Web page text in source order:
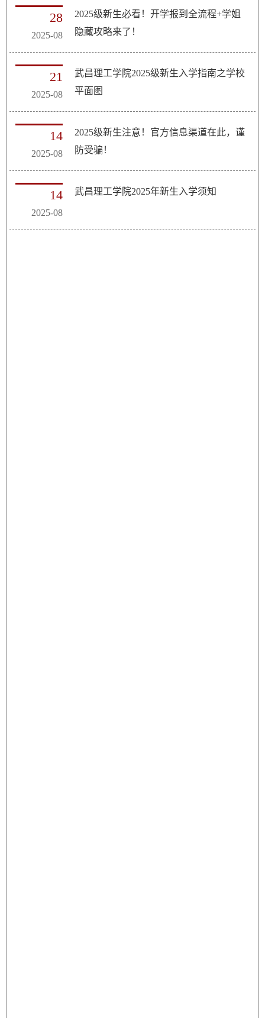
28
2025-08
2025级新生必看！开学报到全流程+学姐
隐藏攻略来了！
21
2025-08
武昌理工学院2025级新生入学指南之学校
平面图
14
2025-08
2025级新生注意！官方信息渠道在此，谨
防受骗！
14
2025-08
武昌理工学院2025年新生入学须知